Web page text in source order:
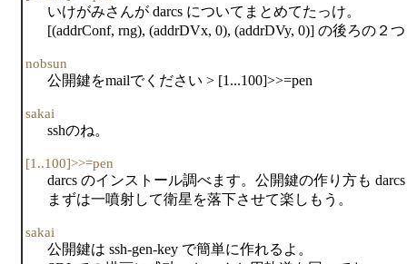
いけがみさんが darcs についてまとめてたっけ。
[(addrConf, rng), (addrDVx, 0), (addrDVy, 0)] の後ろの２
nobsun
公開鍵をmailでください > [1...100]>>=pen
sakai
sshのね。
[1..100]>>=pen
darcs のインストール調べます。公開鍵の作り方も
まずは一噴射して衛星を落下させて楽しもう。
sakai
公開鍵は ssh-gen-key で簡単に作れるよ。